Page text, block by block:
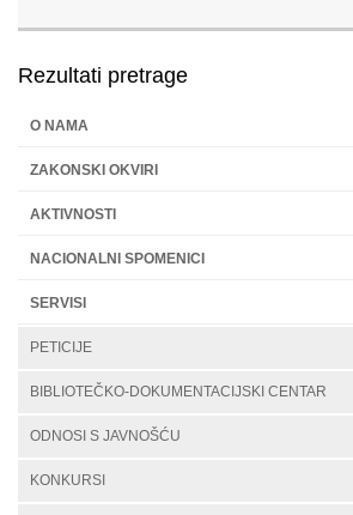
Rezultati pretrage
O NAMA
ZAKONSKI OKVIRI
AKTIVNOSTI
NACIONALNI SPOMENICI
SERVISI
PETICIJE
BIBLIOTEČKO-DOKUMENTACIJSKI CENTAR
ODNOSI S JAVNOŠĆU
KONKURSI